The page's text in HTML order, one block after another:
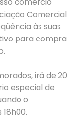
Comercial
às suas
para compra
irá de 20
especial de
o